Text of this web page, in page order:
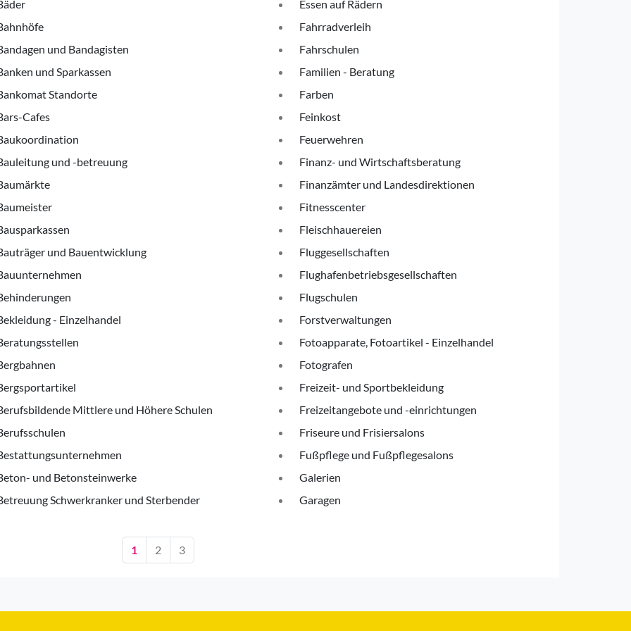
und Bandagisten
und Sparkassen
Standorte
Cafes
und -betreuung
und Bauentwicklung
- Einzelhandel
Mittlere und Höhere Schulen
und Betonsteinwerke
Schwerkranker und Sterbender
Essen auf Rädern
Fahrradverleih
Fahrschulen
Familien - Beratung
Farben
Feinkost
Feuerwehren
Finanz- und Wirtschaftsberatung
Finanzämter und Landesdirektionen
Fitnesscenter
Fleischhauereien
Fluggesellschaften
Flughafenbetriebsgesellschaften
Flugschulen
Forstverwaltungen
Fotoapparate, Fotoartikel - Einzelhandel
Fotografen
Freizeit- und Sportbekleidung
Freizeitangebote und -einrichtungen
Friseure und Frisiersalons
Fußpflege und Fußpflegesalons
Galerien
Garagen
1 2 3